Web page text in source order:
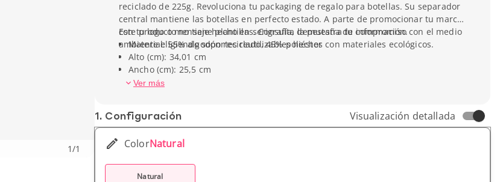
1/1
reciclado de 225g. Revoluciona tu packaging de regalo para botellas. Su separador
central mantiene las botellas en perfecto estado. A parte de promocionar tu marca
con tu logo o mensaje hecho en serigrafía, demuestra tu compromiso con el medio
ambiente eligiendo soportes reutilizables hechos con materiales ecológicos.
Este producto no tiene plantillas. Consulta la pestaña de información.
Material: 55% algodón reciclado, 45% poliéster
Alto (cm): 34,01 cm
Ancho (cm): 25,5 cm
Peso unitario: 95,25 g
Ver más
1. Conf­iguración Visualización detallada
ColorNatural
Natural